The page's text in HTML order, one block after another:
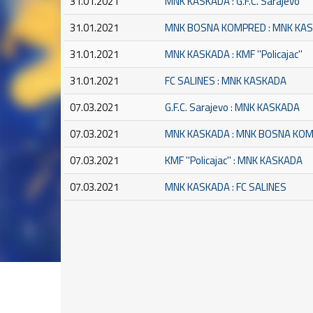
31.01.2021
MNK BOSNA KOMPRED : MNK
31.01.2021
MNK KASKADA : KMF ''Policajac''
31.01.2021
FC SALINES : MNK KASKADA
07.03.2021
G.F.C. Sarajevo : MNK KASKADA
07.03.2021
MNK KASKADA : MNK BOSNA
07.03.2021
KMF ''Policajac'' : MNK KASKADA
07.03.2021
MNK KASKADA : FC SALINES